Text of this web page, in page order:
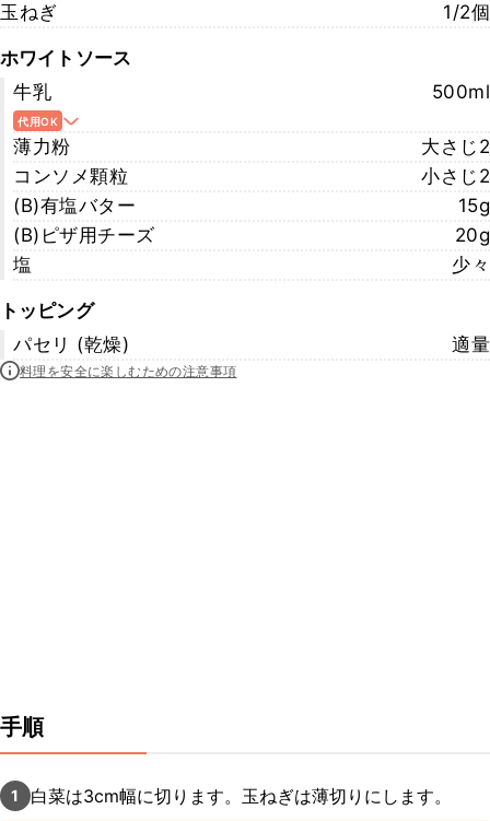
玉ねぎ
1/2個
ホワイトソース
牛乳
500ml
代用OK
薄力粉
大さじ2
コンソメ顆粒
小さじ2
(B)有塩バター
15g
(B)ピザ用チーズ
20g
塩
少々
トッピング
パセリ (乾燥)
適量
料理を安全に楽しむための注意事項
手順
1 白菜は3cm幅に切ります。玉ねぎは薄切りにします。